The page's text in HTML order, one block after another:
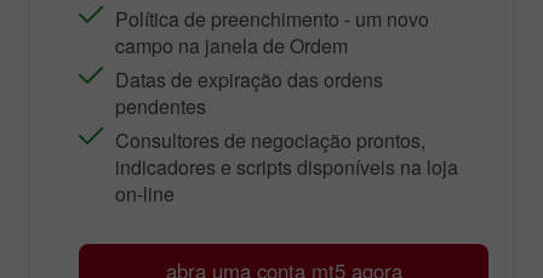
Política de preenchimento - um novo
campo na janela de Ordem
Datas de expiração das ordens
pendentes
Consultores de negociação prontos,
indicadores e scripts disponíveis na loja
on-line
abra uma conta mt5 agora